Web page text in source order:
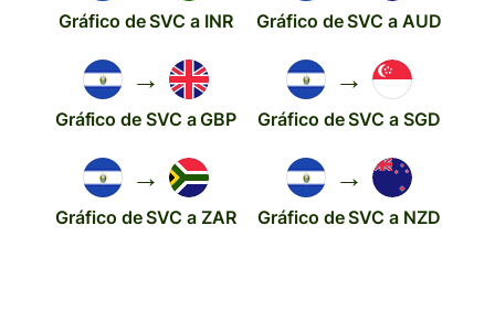
Gráfico de SVC a INR Gráfico de SVC a AUD
→
Gráfico de SVC a GBP
→
Gráfico de SVC a SGD
→
Gráfico de SVC a ZAR
→
Gráfico de SVC a NZD